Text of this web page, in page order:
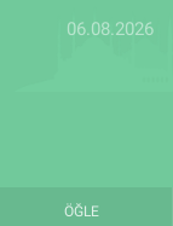
06.08.2026
ÖĞLE